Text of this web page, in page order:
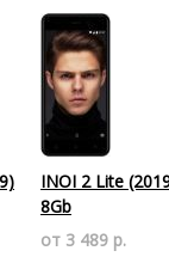
INOI 2 Lite
8Gb
от 3 489 р.